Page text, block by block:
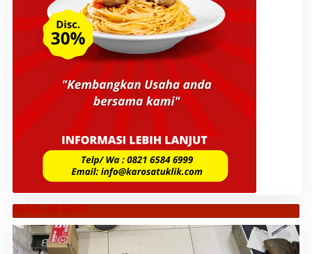
HEADLINE NEWS